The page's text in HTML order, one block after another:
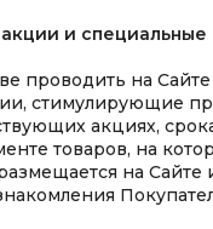
и специальные
проводить на Сайте
стимулирующие
акциях,
товаров, на
на Сайте